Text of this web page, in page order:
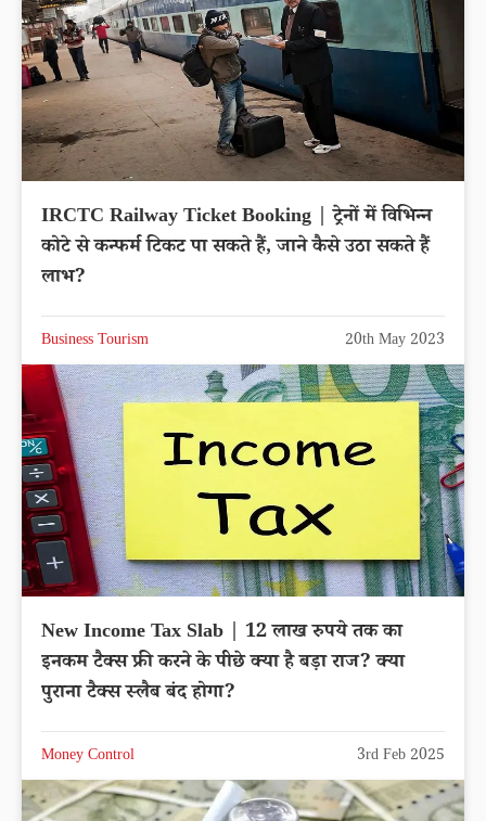
IRCTC Railway Ticket Booking | ट्रेनों में विभिन्न
कोटे से कन्फर्म टिकट पा सकते हैं, जाने कैसे उठा सकते हैं
लाभ?
Business Tourism 20th May 2023
New Income Tax Slab | 12 लाख रुपये तक का
इनकम टैक्स फ्री करने के पीछे क्या है बड़ा राज? क्या
पुराना टैक्स स्लैब बंद होगा?
Money Control 3rd Feb 2025